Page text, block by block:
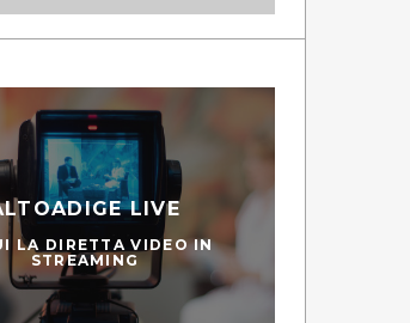
LIVE
LA DIRETTA VIDEO IN
STREAMING